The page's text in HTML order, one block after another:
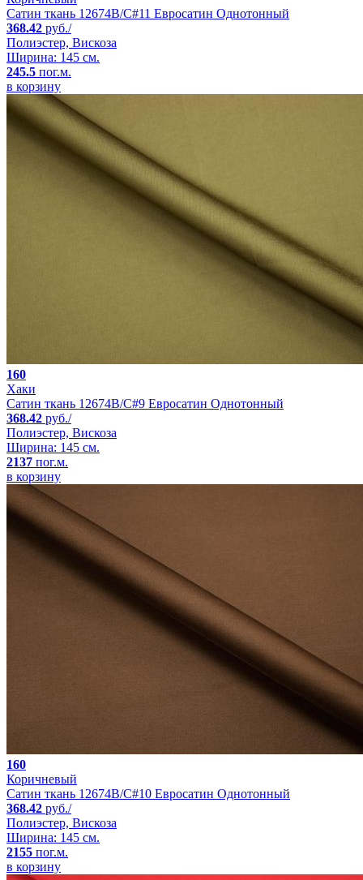
Сатин ткань 12674B/C#11 Евросатин Однотонный
368.42 руб./
Полиэстер, Вискоза
Ширина: 145 см.
245.5 пог.м.
в корзину
160
Хаки
Сатин ткань 12674B/C#9 Евросатин Однотонный
368.42 руб./
Полиэстер, Вискоза
Ширина: 145 см.
2137 пог.м.
в корзину
160
Коричневый
Сатин ткань 12674B/C#10 Евросатин Однотонный
368.42 руб./
Полиэстер, Вискоза
Ширина: 145 см.
2155 пог.м.
в корзину